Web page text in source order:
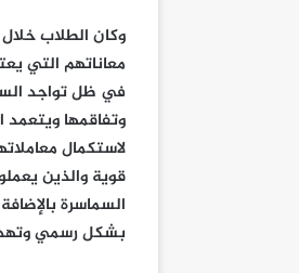
وكان الطلاب
معاناتهم التي
في ظل تواجد
وتفاقمها
لاستكمال
قوية والذين
السماسرة
بشكل رسمي